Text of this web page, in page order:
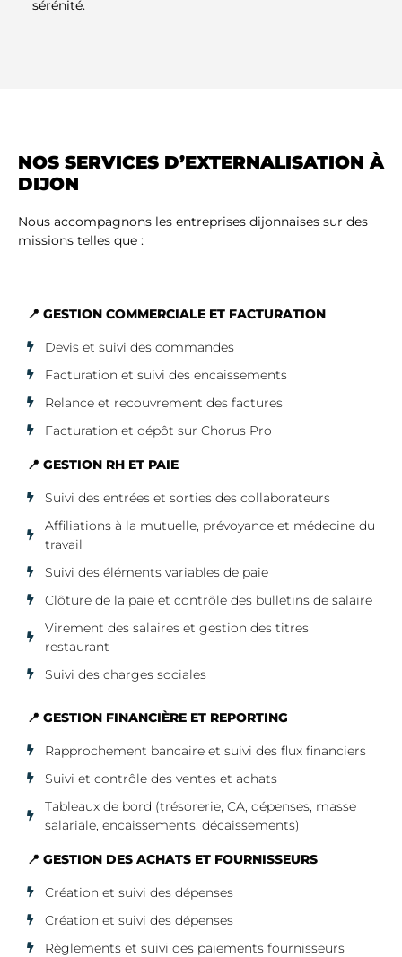
sérénité.
NOS SERVICES D’EXTERNALISATION À
DIJON
Nous accompagnons les entreprises dijonnaises sur des
missions telles que :
📍 GESTION COMMERCIALE ET FACTURATION
Devis et suivi des commandes
Facturation et suivi des encaissements
Relance et recouvrement des factures
Facturation et dépôt sur Chorus Pro
📍 GESTION RH ET PAIE
Suivi des entrées et sorties des collaborateurs
Affiliations à la mutuelle, prévoyance et médecine du
travail
Suivi des éléments variables de paie
Clôture de la paie et contrôle des bulletins de salaire
Virement des salaires et gestion des titres
restaurant
Suivi des charges sociales
📍 GESTION FINANCIÈRE ET REPORTING
Rapprochement bancaire et suivi des flux financiers
Suivi et contrôle des ventes et achats
Tableaux de bord (trésorerie, CA, dépenses, masse
salariale, encaissements, décaissements)
📍 GESTION DES ACHATS ET FOURNISSEURS
Création et suivi des dépenses
Création et suivi des dépenses
Règlements et suivi des paiements fournisseurs